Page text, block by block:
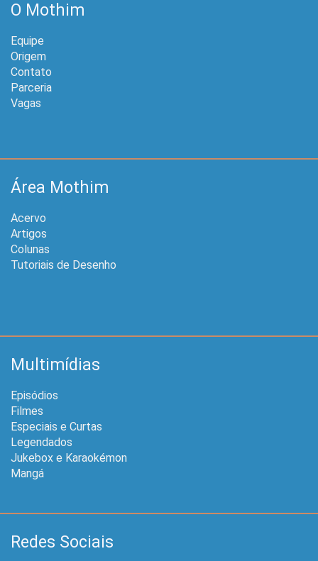
O Mothim
Equipe
Origem
Contato
Parceria
Vagas
Área Mothim
Acervo
Artigos
Colunas
Tutoriais de Desenho
Multimídias
Episódios
Filmes
Especiais e Curtas
Legendados
Jukebox e Karaokémon
Mangá
Redes Sociais